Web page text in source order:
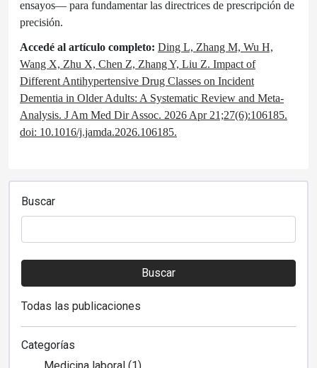
ensayos— para fundamentar las directrices de prescripción de
precisión.
Accedé al artículo completo: Ding L, Zhang M, Wu H,
Wang X, Zhu X, Chen Z, Zhang Y, Liu Z. Impact of
Different Antihypertensive Drug Classes on Incident
Dementia in Older Adults: A Systematic Review and Meta-
Analysis. J Am Med Dir Assoc. 2026 Apr 21;27(6):106185.
doi: 10.1016/j.jamda.2026.106185.
Buscar
Buscar
Todas las publicaciones
Categorías